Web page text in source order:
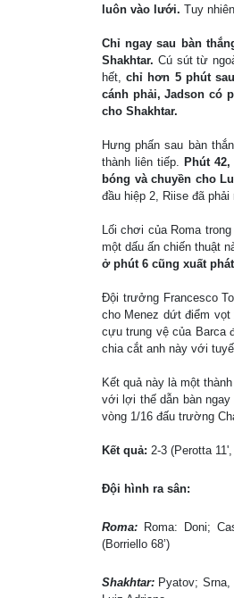
luôn vào lưới. Tuy
Chỉ ngay sau bàn
Shakhtar. Cú sút từ
hết,chỉ hơn 5 phút
cánh phải, Jadson có
cho Shakhtar.
Hưng phấn sau bàn
thành liên tiếp. Phút
bóng và chuyền cho
đầu hiệp 2, Riise đã
Lối chơi của Roma
một dấu ấn chiến thuật
ở phút 6 cũng xuất
Đội trưởng Francesco
cho Menez dứt điểm
cựu trung vệ của Barca
chia cắt anh này với
Kết quả này là một
với lợi thế dẫn bàn
vòng 1/16 đấu trường
Kết quả: 2-3 (Perotta
Đội hình ra sân:
Roma: Roma: Doni;
(Borriello 68’)
Shakhtar: Pyatov; Srna,